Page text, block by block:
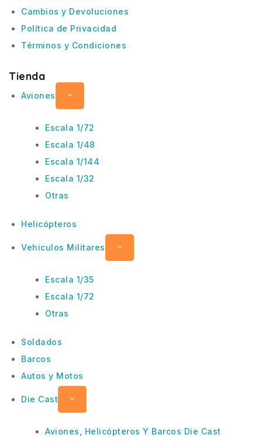
Cambios y Devoluciones
Política de Privacidad
Términos y Condiciones
Tienda
Aviones
Escala 1/72
Escala 1/48
Escala 1/144
Escala 1/32
Otras
Helicópteros
Vehiculos Militares
Escala 1/35
Escala 1/72
Otras
Soldados
Barcos
Autos y Motos
Die Cast
Aviones, Helicópteros Y Barcos Die Cast